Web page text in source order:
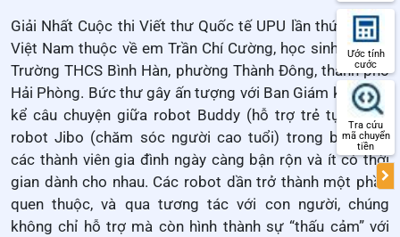
Giải Nhất Cuộc thi Viết thư Quốc tế UPU lần thứ 55 của
Việt Nam thuộc về em Trần Chí Cường, học sinh lớp 9D,
Trường THCS Bình Hàn, phường Thành Đông, thành phố
Hải Phòng. Bức thư gây ấn tượng với Ban Giám khảo khi
kể câu chuyện giữa robot Buddy (hỗ trợ trẻ tự kỷ) và
robot Jibo (chăm sóc người cao tuổi) trong bối cảnh
các thành viên gia đình ngày càng bận rộn và ít có thời
gian dành cho nhau. Các robot dần trở thành một phần
quen thuộc, và qua tương tác với con người, chúng
không chỉ hỗ trợ mà còn hình thành sự “thấu cảm” với
Ước tính
cước
Tra cứu
mã chuyển
tiền